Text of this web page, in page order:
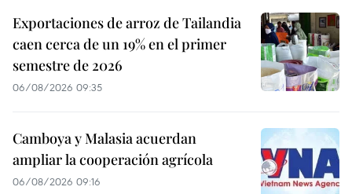
Exportaciones de arroz de Tailandia
caen cerca de un 19% en el primer
semestre de 2026
06/08/2026 09:35
Camboya y Malasia acuerdan
ampliar la cooperación agrícola
06/08/2026 09:16